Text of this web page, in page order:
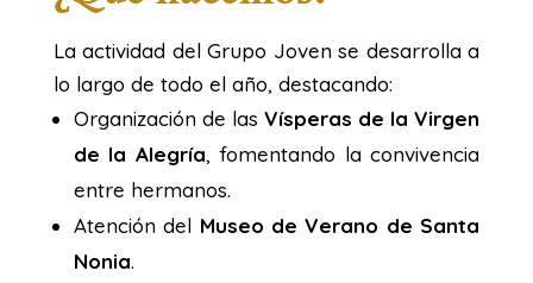
La actividad del Grupo Joven se desarrolla a
lo largo de todo el año, destacando:
Organización de las Vísperas de la Virgen
de la Alegría, fomentando la convivencia
entre hermanos.
Atención del Museo de Verano de Santa
Nonia.